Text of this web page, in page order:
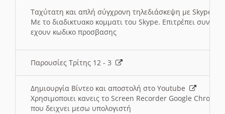
Ταχύτατη και απλή σύγχρονη τηλεδιάσκεψη με Skype
Με το διαδικτυακο κομματι του Skype. Επιτρέπει
εχουν κωδικο προσβασης
Παρουσίες Τρίτης 12 - 3
Δημιουργία Βίντεο και αποστολή στο Youtube
Χρησιμοποιει κανεις το Screen Recorder Google Chrome
που δειχνει μεσω υπολογιστή